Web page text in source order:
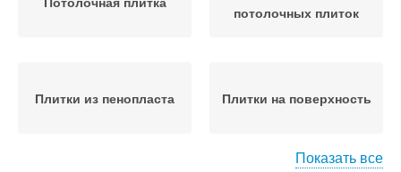
потолочных плиток
Плитки из пенопласта Плитки на поверхность
Показать все